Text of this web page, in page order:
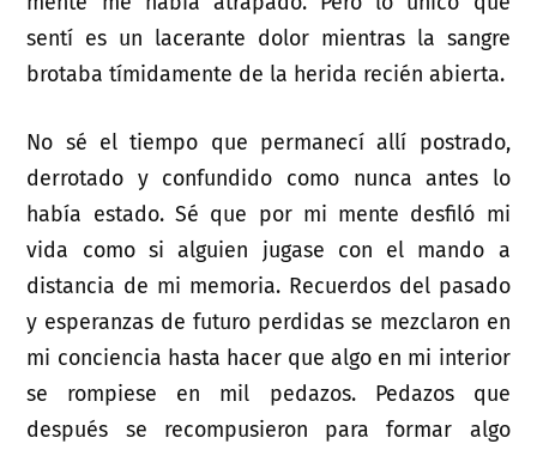
sentí es un lacerante dolor mientras la sangre
brotaba tímidamente de la herida recién abierta.
No sé el tiempo que permanecí allí postrado,
derrotado y confundido como nunca antes lo
había estado. Sé que por mi mente desfiló mi
vida como si alguien jugase con el mando a
distancia de mi memoria. Recuerdos del pasado
y esperanzas de futuro perdidas se mezclaron en
mi conciencia hasta hacer que algo en mi interior
se rompiese en mil pedazos. Pedazos que
después se recompusieron para formar algo